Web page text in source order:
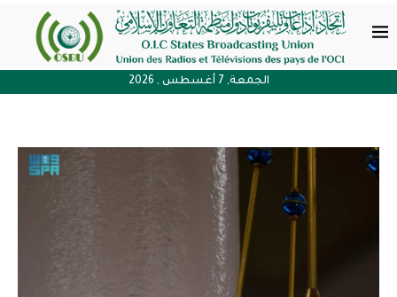
الجمعة, 7 أغسطس , 2026